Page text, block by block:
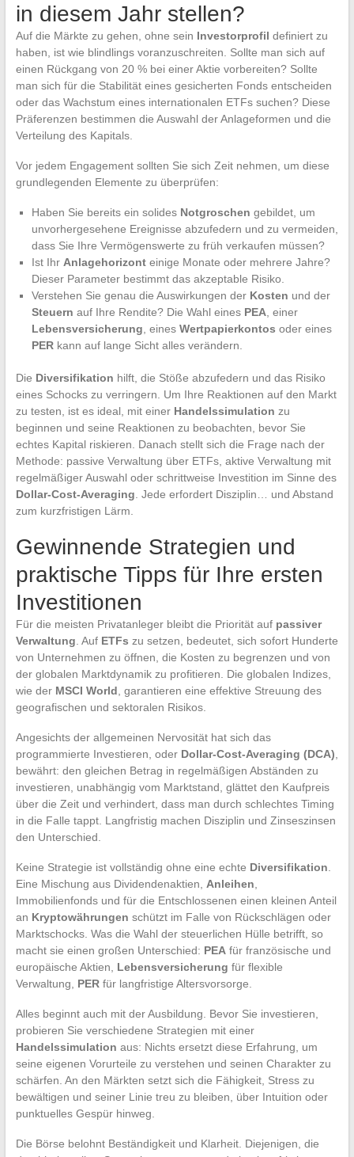
in diesem Jahr stellen?
Auf die Märkte zu gehen, ohne sein Investorprofil definiert zu
haben, ist wie blindlings voranzuschreiten. Sollte man sich auf
einen Rückgang von 20 % bei einer Aktie vorbereiten? Sollte
man sich für die Stabilität eines gesicherten Fonds entscheiden
oder das Wachstum eines internationalen ETFs suchen? Diese
Präferenzen bestimmen die Auswahl der Anlageformen und die
Verteilung des Kapitals.
Vor jedem Engagement sollten Sie sich Zeit nehmen, um diese
grundlegenden Elemente zu überprüfen:
Haben Sie bereits ein solides Notgroschen gebildet, um
unvorhergesehene Ereignisse abzufedern und zu vermeiden,
dass Sie Ihre Vermögenswerte zu früh verkaufen müssen?
Ist Ihr Anlagehorizonteinige Monate oder mehrere Jahre?
Dieser Parameter bestimmt das akzeptable Risiko.
Verstehen Sie genau die Auswirkungen der Kosten und der
Steuern auf Ihre Rendite? Die Wahl eines PEA, einer
Lebensversicherung , eines Wertpapierkontos oder eines
PERkann auf lange Sicht alles verändern.
Die Diversifikation hilft, die Stöße abzufedern und das Risiko
eines Schocks zu verringern. Um Ihre Reaktionen auf den Markt
zu testen, ist es ideal, mit einer Handelssimulation zu
beginnen und seine Reaktionen zu beobachten, bevor Sie
echtes Kapital riskieren. Danach stellt sich die Frage nach der
Methode: passive Verwaltung über ETFs, aktive Verwaltung mit
regelmäßiger Auswahl oder schrittweise Investition im Sinne des
Dollar-Cost-Averaging . Jede erfordert Disziplin… und Abstand
zum kurzfristigen Lärm.
Gewinnende Strategien und
praktische Tipps für Ihre ersten
Investitionen
Für die meisten Privatanleger bleibt die Priorität auf passiver
Verwaltung . Auf ETFs zu setzen, bedeutet, sich sofort Hunderte
von Unternehmen zu öffnen, die Kosten zu begrenzen und von
der globalen Marktdynamik zu profitieren. Die globalen Indizes,
wie der MSCI World , garantieren eine effektive Streuung des
geografischen und sektoralen Risikos.
Angesichts der allgemeinen Nervosität hat sich das
programmierte Investieren, oder Dollar-Cost-Averaging (DCA)
bewährt: den gleichen Betrag in regelmäßigen Abständen zu
investieren, unabhängig vom Marktstand, glättet den Kaufpreis
über die Zeit und verhindert, dass man durch schlechtes Timing
in die Falle tappt. Langfristig machen Disziplin und Zinseszinsen
den Unterschied.
Keine Strategie ist vollständig ohne eine echte Diversifikation
Eine Mischung aus Dividendenaktien, Anleihen
Immobilienfonds und für die Entschlossenen einen kleinen Anteil
an Kryptowährungen schützt im Falle von Rückschlägen oder
Marktschocks. Was die Wahl der steuerlichen Hülle betrifft, so
macht sie einen großen Unterschied: PEAfür französische und
europäische Aktien, Lebensversicherung für flexible
Verwaltung, PERfür langfristige Altersvorsorge.
Alles beginnt auch mit der Ausbildung. Bevor Sie investieren,
probieren Sie verschiedene Strategien mit einer
Handelssimulation aus: Nichts ersetzt diese Erfahrung, um
seine eigenen Vorurteile zu verstehen und seinen Charakter zu
schärfen. An den Märkten setzt sich die Fähigkeit, Stress zu
bewältigen und seiner Linie treu zu bleiben, über Intuition oder
punktuelles Gespür hinweg.
Die Börse belohnt Beständigkeit und Klarheit. Diejenigen, die